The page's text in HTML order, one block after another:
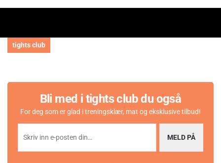
tights club
Bli med i tights club du også
For deg som er glad i treningsklær, mat og eksklusive tilbud!
MELD PÅ